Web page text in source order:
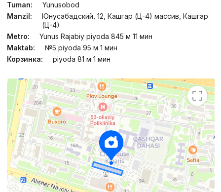
Tuman:
Yunusobod
Manzil:
Юнусабадский, 12, Кашгар (Ц-4) массив, Кашгар
(Ц-4)
Metro:
Yunus Rajabiy piyoda 845 м 11 мин
Maktab:
№5 piyoda 95 м 1 мин
Корзинка:
piyoda 81 м 1 мин